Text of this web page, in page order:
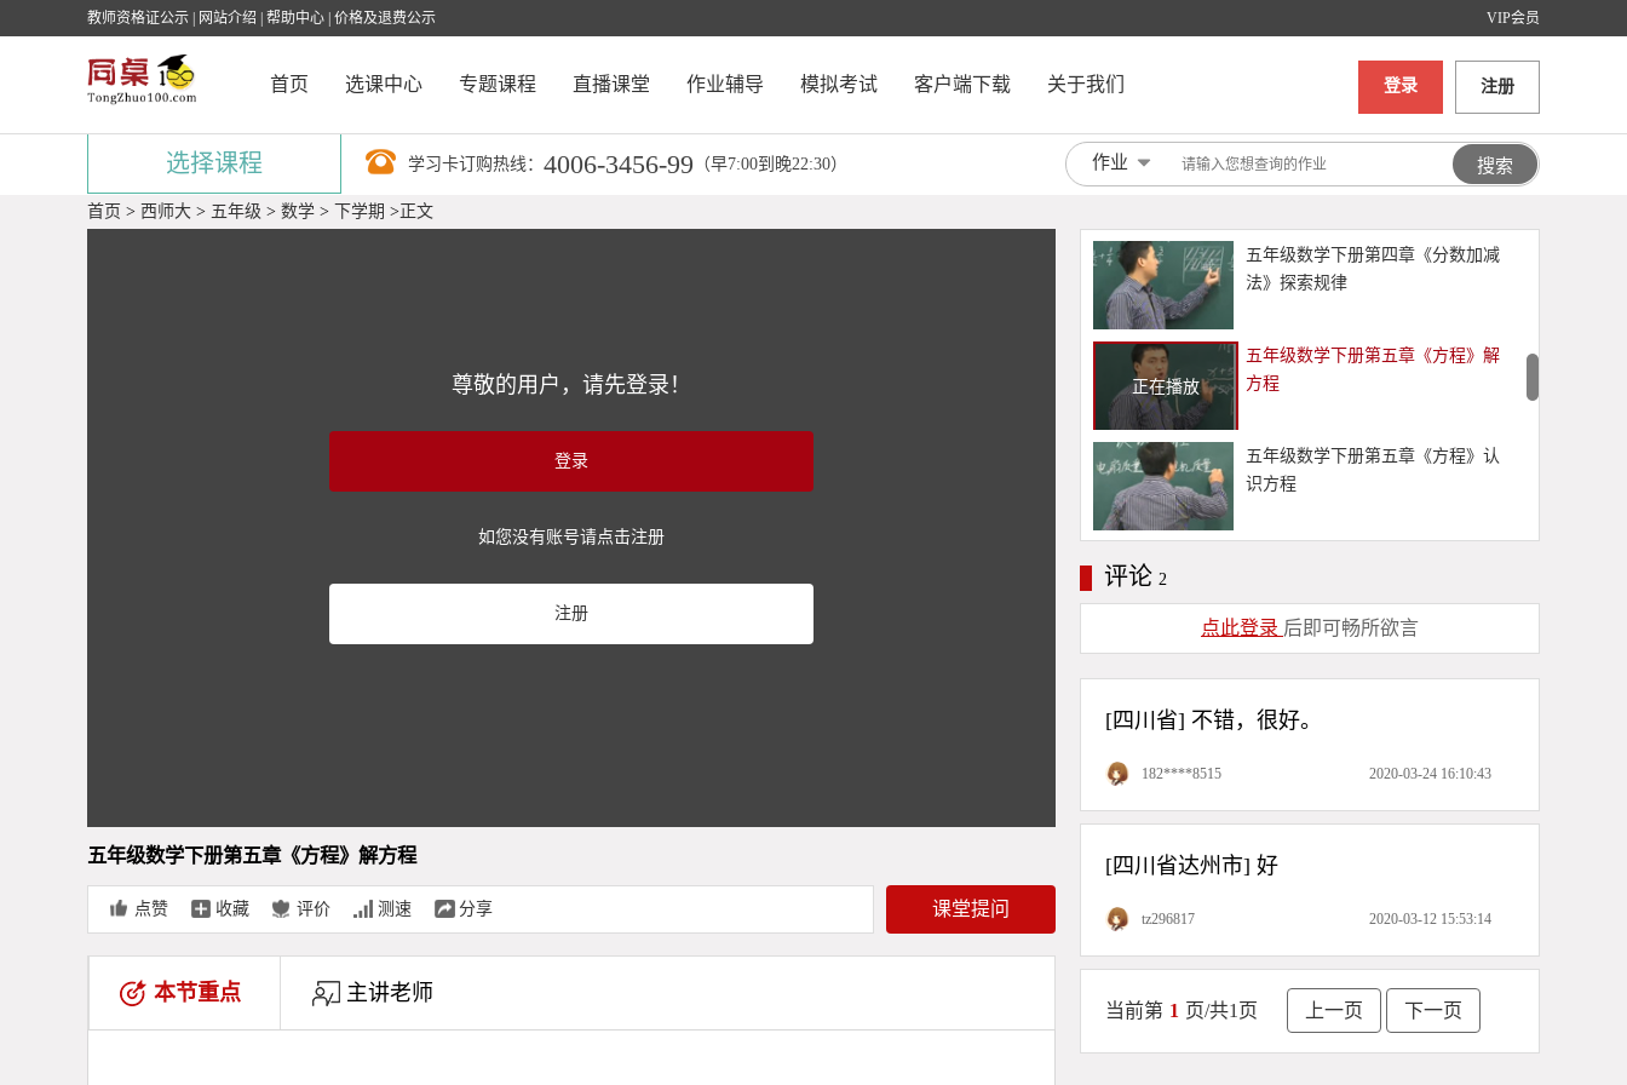
教师资格证公示 网站介绍 帮助中心 价格及退费公示 VIP会员
首页 选课中心 专题课程 直播课堂 作业辅导 模拟考试 客户端下载 关于我们 登录 注册
学习卡订购热线： 4006-3456-99 （早7:00到晚22:30） 作业
选择课程
首页 > 西师大 > 五年级 > 数学 > 下学期 > 正文
Play
Video
尊敬的用户，请先登录！
登录
如您没有账号请点击注册
注册
五年级数学下册第五章《方程》解方程
点赞 收藏 评价 测速 分享 课堂提问
本节重点 主讲老师
五年级数学下册第五章《方程》解
决一步计算问题
五年级数学下册第四章《分数加减
法》探索规律
正在播放
五年级数学下册第五章《方程》解
方程
五年级数学下册第五章《方程》认
识方程
五年级数学下册第五章《方程》用
字母表示数
五年级数学下册第四章《分数加减
五年级数学下册第四章《分数加减
法》异分母分数加减法
评论 2
点此登录 后即可畅所欲言
[四川省] 不错，很好。
182****8515 2020-03-24 16:10:43
[四川省达州市] 好
tz296817 2020-03-12 15:53:14
当前第 1 页/共1 页 上一页 下一页